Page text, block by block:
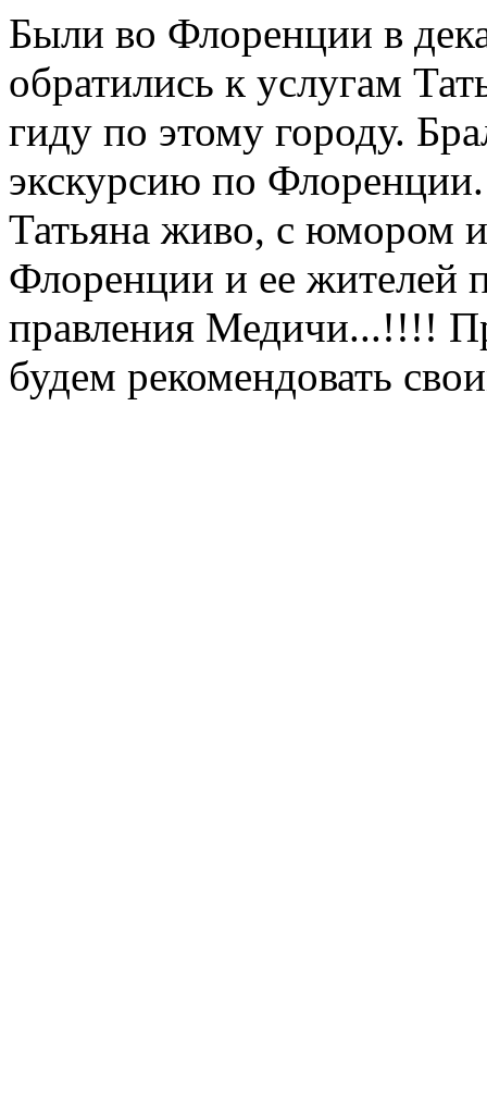
Были во Флоренции в
обратились к услугам
гиду по этому городу.
экскурсию по
Татьяна живо, с юмором
Флоренции и ее жителей
правления Медичи...!!!!
будем рекомендовать